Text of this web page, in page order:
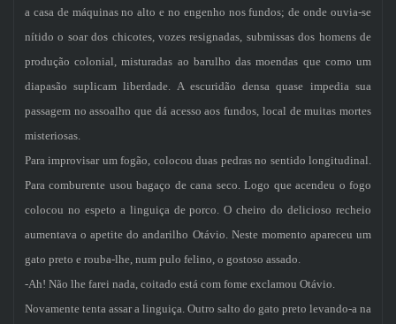
a casa de máquinas no alto e no engenho nos fundos; de onde ouvia-se
nítido o soar dos chicotes, vozes resignadas, submissas dos homens de
produção colonial, misturadas ao barulho das moendas que como um
diapasão suplicam liberdade. A escuridão densa quase impedia sua
passagem no assoalho que dá acesso aos fundos, local de muitas mortes
misteriosas.
Para improvisar um fogão, colocou duas pedras no sentido longitudinal.
Para comburente usou bagaço de cana seco. Logo que acendeu o fogo
colocou no espeto a linguiça de porco. O cheiro do delicioso recheio
aumentava o apetite do andarilho Otávio. Neste momento apareceu um
gato preto e rouba-lhe, num pulo felino, o gostoso assado.
-Ah! Não lhe farei nada, coitado está com fome exclamou Otávio.
Novamente tenta assar a linguiça. Outro salto do gato preto levando-a na